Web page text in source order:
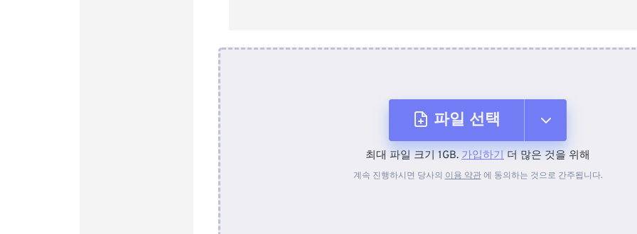
파일 선택
장치에서
최대 파일 크기 1GB. 가입하기 더 많은 것을 위해
계속 진행하시면 당사의 이용 약관에 동의하는 것으로 간주됩니다.